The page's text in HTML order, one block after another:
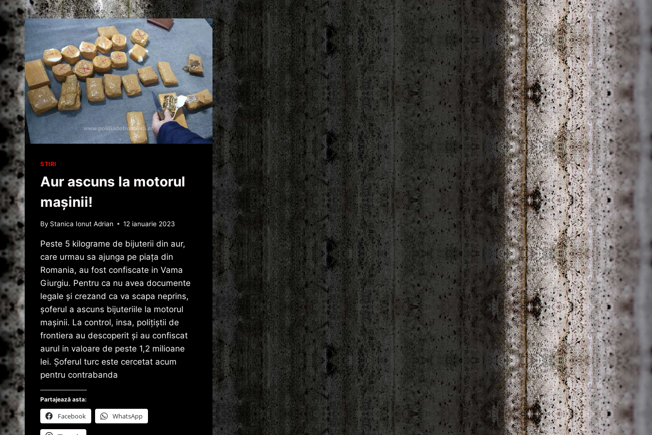
STIRI
Aur ascuns la motorul
mașinii!
By Stanica Ionut Adrian 12 ianuarie 2023
Peste 5 kilograme de bijuterii din aur,
care urmau sa ajunga pe piața din
Romania, au fost confiscate in Vama
Giurgiu. Pentru ca nu avea documente
legale și crezand ca va scapa neprins,
șoferul a ascuns bijuteriile la motorul
mașinii. La control, insa, polițiștii de
frontiera au descoperit și au confiscat
aurul in valoare de peste 1,2 milioane
lei. Șoferul turc este cercetat acum
pentru contrabanda
Partajează asta:
Facebook WhatsApp